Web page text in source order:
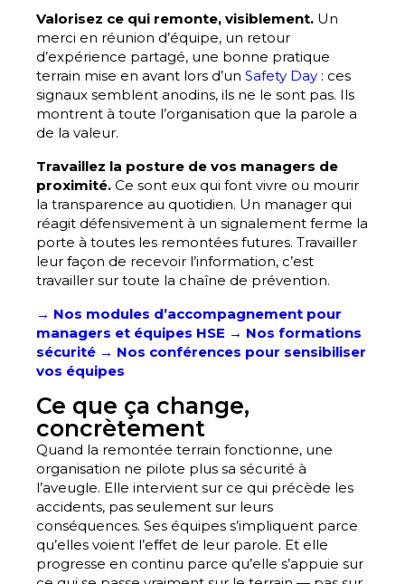
Valorisez ce qui remonte, visiblement. Un
merci en réunion d’équipe, un retour
d’expérience partagé, une bonne pratique
terrain mise en avant lors d’un Safety Day : ces
signaux semblent anodins, ils ne le sont pas. Ils
montrent à toute l’organisation que la parole a
de la valeur.
Travaillez la posture de vos managers de
proximité. Ce sont eux qui font vivre ou mourir
la transparence au quotidien. Un manager qui
réagit défensivement à un signalement ferme la
porte à toutes les remontées futures. Travailler
leur façon de recevoir l’information, c’est
travailler sur toute la chaîne de prévention.
→ Nos modules d’accompagnement pour
managers et équipes HSE → Nos formations
sécurité → Nos conférences pour sensibiliser
vos équipes
Ce que ça change,
concrètement
Quand la remontée terrain fonctionne, une
organisation ne pilote plus sa sécurité à
l’aveugle. Elle intervient sur ce qui précède les
accidents, pas seulement sur leurs
conséquences. Ses équipes s’impliquent parce
qu’elles voient l’effet de leur parole. Et elle
progresse en continu parce qu’elle s’appuie sur